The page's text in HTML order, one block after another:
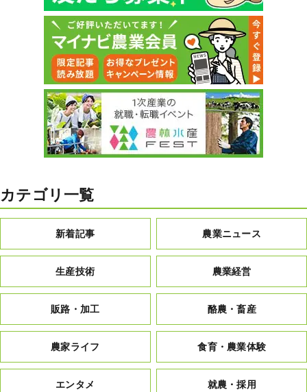
カテゴリ一覧
新着記事 農業ニュース
生産技術 農業経営
販路・加工 酪農・畜産
農家ライフ 食育・農業体験
エンタメ 就農・採用